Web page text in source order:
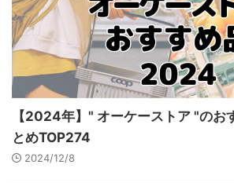
【2024年】" オーケーストア "のお
とめTOP274
2024/12/8